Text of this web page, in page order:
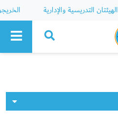
الهيئتان التدريسية والإدارية